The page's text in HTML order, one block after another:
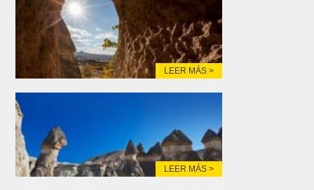
LEER MÁS >
LEER MÁS >